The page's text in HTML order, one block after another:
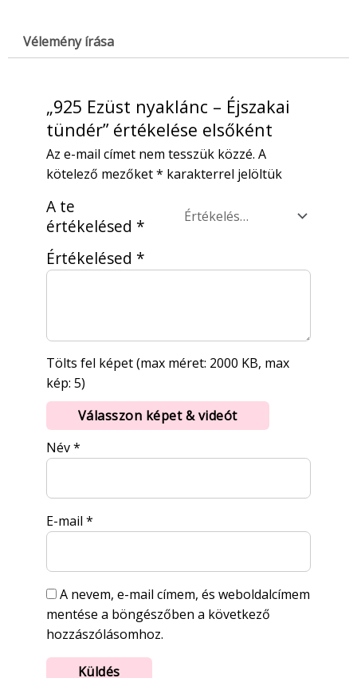
Vélemény írása
„925 Ezüst nyaklánc – Éjszakai
tündér” értékelése elsőként
Az e-mail címet nem tesszük közzé. A
kötelező mezőket* karakterrel jelöltük
A te
értékelésed *
Értékelésed *
Tölts fel képet (max méret: 2000 KB, max
kép: 5)
Válasszon képet & videót
Név*
E-mail *
A nevem, e-mail címem, és weboldalcímem
mentése a böngészőben a következő
hozzászólásomhoz.